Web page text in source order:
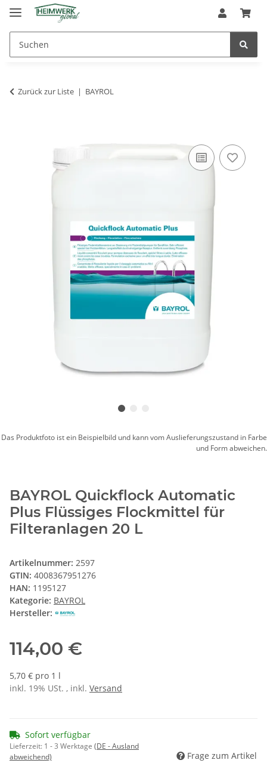
Zurück zur Liste BAYROL
Das Produktfoto ist ein Beispielbild und kann vom Auslieferungszustand in Farbe
und Form abweichen.
BAYROL Quickflock Automatic
Plus Flüssiges Flockmittel für
Filteranlagen 20 L
Artikelnummer: 2597
GTIN: 4008367951276
HAN: 1195127
Kategorie: BAYROL
Hersteller:
114,00 €
5,70 € pro 1 l
inkl. 19% USt. , inkl. Versand
Sofort verfügbar
Lieferzeit: 1 - 3 Werktage (DE - Ausland
abweichend)
Frage zum Artikel